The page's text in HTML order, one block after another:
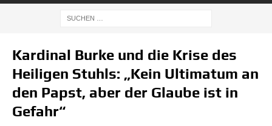
Kardinal Burke und die Krise des
Heiligen Stuhls: „Kein Ultimatum an
den Papst, aber der Glaube ist in
Gefahr“